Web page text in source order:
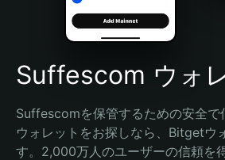
Português (Brasil)
Español (Argentina)
Suffescom ウォ
Suffescomを保管するための安全で
ウォレットをお探しなら、Bitgetウ
す。2,000万人のユーザーの信頼を